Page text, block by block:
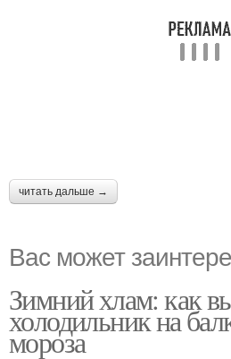
читать дальше →
Вас может
Зимний хлам: как
холодильник на
мороза